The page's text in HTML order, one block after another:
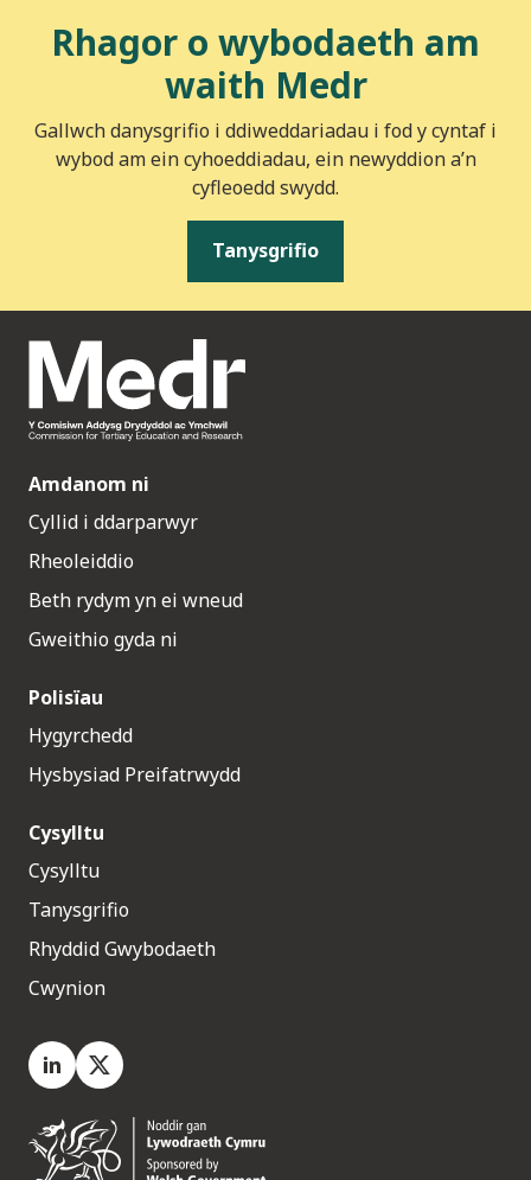
Rhagor o wybodaeth am
waith Medr
Gallwch danysgrifio i ddiweddariadau i fod y cyntaf i
wybod am ein cyhoeddiadau, ein newyddion a’n
cyfleoedd swydd.
Tanysgrifio
Amdanom ni
Cyllid i ddarparwyr
Rheoleiddio
Beth rydym yn ei wneud
Gweithio gyda ni
Polisïau
Hygyrchedd
Hysbysiad Preifatrwydd
Cysylltu
Cysylltu
Tanysgrifio
Rhyddid Gwybodaeth
Cwynion
LinkedIn
X.com